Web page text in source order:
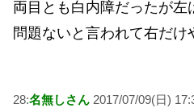
両目とも白内障だったが左
問題ないと言われて右だけ
28:名無しさん 2017/07/09(日)